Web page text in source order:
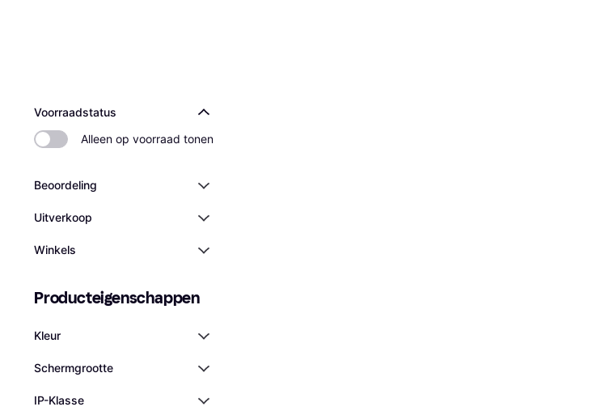
Voorraadstatus
Alleen op voorraad tonen
Beoordeling
Uitverkoop
Winkels
Producteigenschappen
Kleur
Schermgrootte
IP-Klasse